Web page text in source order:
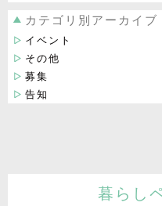
カテゴリ別アーカイブ
イベント
その他
募集
告知
暮らし